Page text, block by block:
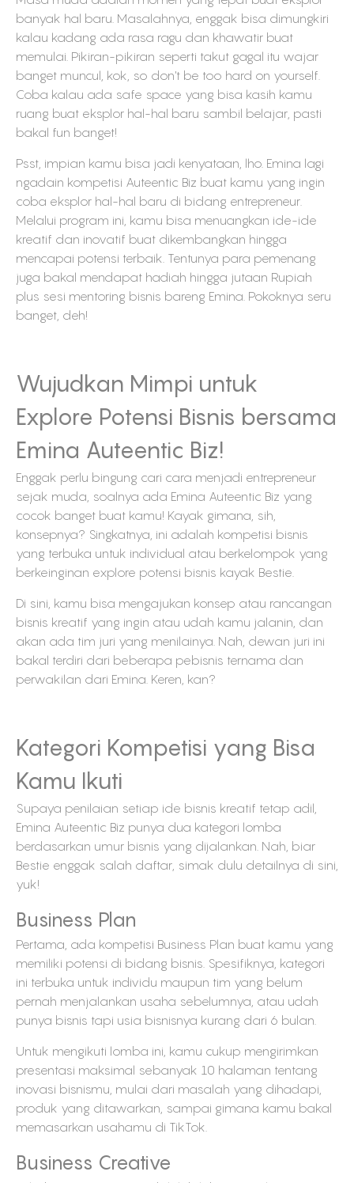
banyak hal baru. Masalahnya, enggak bisa dimungkiri
kalau kadang ada rasa ragu dan khawatir buat
memulai. Pikiran-pikiran seperti takut gagal itu wajar
banget muncul, kok, so don't be too hard on yourself.
Coba kalau ada safe space yang bisa kasih kamu
ruang buat eksplor hal-hal baru sambil belajar, pasti
bakal fun banget!
Psst, impian kamu bisa jadi kenyataan, lho. Emina lagi
ngadain kompetisi Auteentic Biz buat kamu yang ingin
coba eksplor hal-hal baru di bidang entrepreneur.
Melalui program ini, kamu bisa menuangkan ide-ide
kreatif dan inovatif buat dikembangkan hingga
mencapai potensi terbaik. Tentunya para pemenang
juga bakal mendapat hadiah hingga jutaan Rupiah
plus sesi mentoring bisnis bareng Emina. Pokoknya seru
banget, deh!
Wujudkan Mimpi untuk
Explore Potensi Bisnis bersama
Emina Auteentic Biz!
Enggak perlu bingung cari cara menjadi entrepreneur
sejak muda, soalnya ada Emina Auteentic Biz yang
cocok banget buat kamu! Kayak gimana, sih,
konsepnya? Singkatnya, ini adalah kompetisi bisnis
yang terbuka untuk individual atau berkelompok yang
berkeinginan explore potensi bisnis kayak Bestie.
Di sini, kamu bisa mengajukan konsep atau rancangan
bisnis kreatif yang ingin atau udah kamu jalanin, dan
akan ada tim juri yang menilainya. Nah, dewan juri ini
bakal terdiri dari beberapa pebisnis ternama dan
perwakilan dari Emina. Keren, kan?
Kategori Kompetisi yang Bisa
Kamu Ikuti
Supaya penilaian setiap ide bisnis kreatif tetap adil,
Emina Auteentic Biz punya dua kategori lomba
berdasarkan umur bisnis yang dijalankan. Nah, biar
Bestie enggak salah daftar, simak dulu detailnya di sini,
yuk!
Business Plan
Pertama, ada kompetisi Business Plan buat kamu yang
memiliki potensi di bidang bisnis. Spesifiknya, kategori
ini terbuka untuk individu maupun tim yang belum
pernah menjalankan usaha sebelumnya, atau udah
punya bisnis tapi usia bisnisnya kurang dari 6 bulan.
Untuk mengikuti lomba ini, kamu cukup mengirimkan
presentasi maksimal sebanyak 10 halaman tentang
inovasi bisnismu, mulai dari masalah yang dihadapi,
produk yang ditawarkan, sampai gimana kamu bakal
memasarkan usahamu di TikTok.
Business Creative